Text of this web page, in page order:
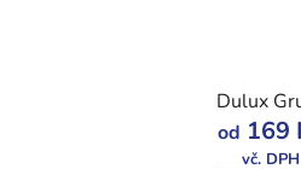
Dulux
od 169